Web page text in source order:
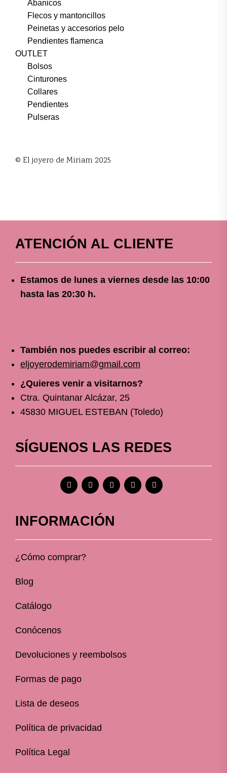
Abanicos
Flecos y mantoncillos
Peinetas y accesorios pelo
Pendientes flamenca
OUTLET
Bolsos
Cinturones
Collares
Pendientes
Pulseras
© El joyero de Miriam 2025
ATENCIÓN AL CLIENTE
Estamos de lunes a viernes desde las 10:00
hasta las 20:30 h.
También nos puedes escribir al correo:
eljoyerodemiriam@gmail.com
¿Quieres venir a visitarnos?
Ctra. Quintanar Alcázar, 25
45830 MIGUEL ESTEBAN (Toledo)
SÍGUENOS LAS REDES
INFORMACIÓN
¿Cómo comprar?
Blog
Catálogo
Conócenos
Devoluciones y reembolsos
Formas de pago
Lista de deseos
Política de privacidad
Política Legal